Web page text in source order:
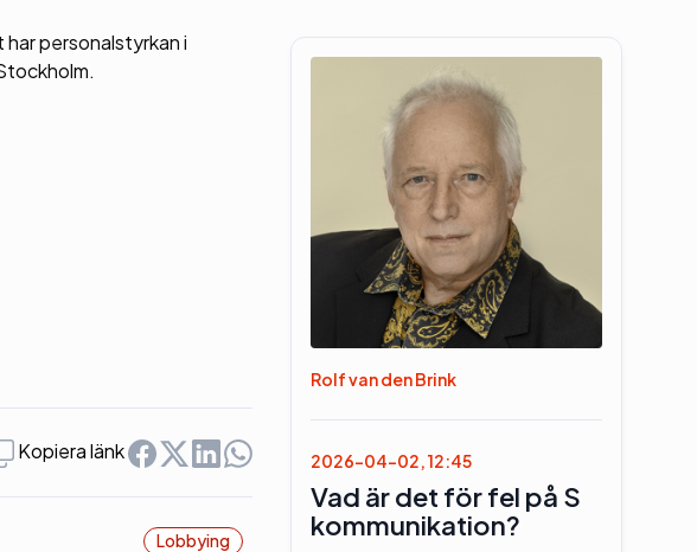
personalstyrkan i
Kopiera länk
Lobbying
Rolf van den Brink
2026-04-02, 12:45
Vad är det för fel på S
kommunikation?